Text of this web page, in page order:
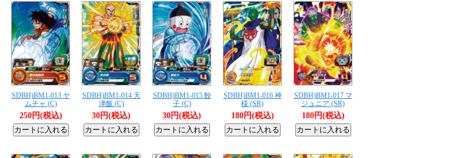
SDBH)BM1-013 ヤ
ムチャ (C)
250円(税込)
SDBH)BM1-014 天
津飯 (C)
30円(税込)
SDBH)BM1-015 餃
子 (C)
30円(税込)
SDBH)BM1-016 神
様 (SR)
180円(税込)
SDBH)BM1-017 マ
ジュニア (SR)
180円(税込)